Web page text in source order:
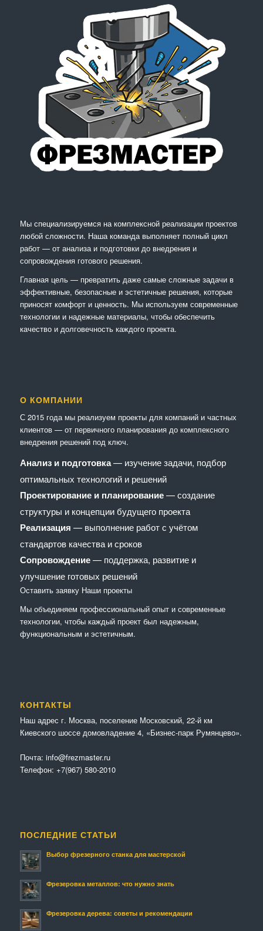
Мы специализируемся на комплексной реализации проектов
любой сложности. Наша команда выполняет полный цикл
работ — от анализа и подготовки до внедрения и
сопровождения готового решения.
Главная цель — превратить даже самые сложные задачи в
эффективные, безопасные и эстетичные решения, которые
приносят комфорт и ценность. Мы используем современные
технологии и надежные материалы, чтобы обеспечить
качество и долговечность каждого проекта.
О КОМПАНИИ
С 2015 года мы реализуем проекты для компаний и частных
клиентов — от первичного планирования до комплексного
внедрения решений под ключ.
Анализ и подготовка— изучение задачи, подбор
оптимальных технологий и решений
Проектирование и планирование— создание
структуры и концепции будущего проекта
Реализация — выполнение работ с учётом
стандартов качества и сроков
Сопровождение— поддержка, развитие и
улучшение готовых решений
Оставить заявку Наши проекты
Мы объединяем профессиональный опыт и современные
технологии, чтобы каждый проект был надежным,
функциональным и эстетичным.
КОНТАКТЫ
Наш адрес г. Москва, поселение Московский, 22-й км
Киевского шоссе домовладение 4, «Бизнес-парк Румянцево».
Почта: info@frezmaster.ru
Телефон: +7(967) 580-2010
ПОСЛЕДНИЕ СТАТЬИ
Выбор фрезерного станка для мастерской
Фрезеровка металлов: что нужно знать
Фрезеровка дерева: советы и рекомендации